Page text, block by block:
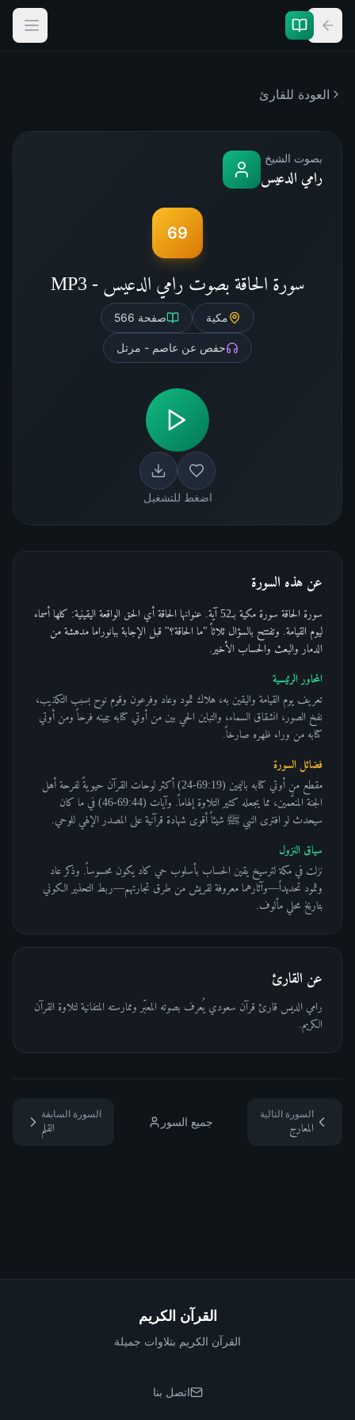
العودة للقارئ
بصوت الشيخ
رامي الدعيس
69
سورة الحاقة بصوت رامي الدعيس - MP3
مكية صفحة 566
حفص عن عاصم - مرتل
اضغط للتشغيل
عن هذه السورة
سورة الحاقة سورة مكية بـ52 آية. عنوانها الحاقة أي الحق الواقعة اليقينية: كلها أسماء
ليوم القيامة. وتفتتح بالسؤال ثلاثاً "ما الحاقة؟" قبل الإجابة ببانوراما مدهشة من
الدمار والبعث والحساب الأخير.
المحاور الرئيسية
تعريف يوم القيامة واليقين به، هلاك ثمود وعاد وفرعون وقوم نوح بسبب التكذيب،
نفخ الصور، انشقاق السماء، والتباين الحي بين من أوتي كتابه بيمينه فرحاً ومن أوتي
كتابه من وراء ظهره صارخاً.
فضائل السورة
مقطع من أوتي كتابه باليمين (69:19-24) أكثر لوحات القرآن حيويةً لفرحة أهل
الجنة المنعَّمين، مما يجعله كثير التلاوة إلهاماً. وآيات (69:44-46) في ما كان
سيحدث لو افترى النبي ﷺ شيئاً أقوى شهادة قرآنية على المصدر الإلهي للوحي.
سياق النزول
نزلت في مكة لترسيخ يقين الحساب بأسلوب حي كاد يكون محسوساً. وذكر عاد
وثمود تحديداً—وآثارهما معروفة لقريش من طرق تجارتهم—ربط التحذير الكوني
بتاريخ محلي مألوف.
عن القارئ
رامي الديس قارئ قرآن سعودي يُعرف بصوته المعبّر وممارسته المتفانية لتلاوة القرآن
الكريم.
السورة السابقة
القلم
جميع السور
السورة التالية
المعارج
القرآن الكريم
القرآن الكريم بتلاوات جميلة
اتصل بنا